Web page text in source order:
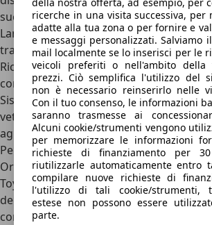
ricerche in una visita successiva,
adatte alla tua zona o per fornire e
e messaggi personalizzati. Salviamo
mail localmente se lo inserisci per le
veicoli preferiti o nell'ambito della
prezzi. Ciò semplifica l'utilizzo del
non è necessario reinserirlo nelle
Con il tuo consenso, le informazioni
saranno trasmesse ai
Alcuni cookie/strumenti vengono
per memorizzare le informazioni
richieste di finanziamento per
riutilizzarle automaticamente entro
compilare nuove richieste di
l'utilizzo di tali cookie/strumenti,
estese non possono essere
parte.
successiva ripartenza nel traffico
Lane Trace Assist per il mantenimento
traiettoria al centro della corsia
Riconoscimento della segnaletica
con il limitatore di velocità
Sistema di arresto di emergenza,
vettura in sicurezza qualora il
agli avvisi in caso di malore
Perché scegliere la Corolla e perché no
Ora che non si può più comprare in
Toyota Corolla resta una delle migliori
dell'usato e delle chilometri zero per chi
compatta. I motivi per sceglierla sono la